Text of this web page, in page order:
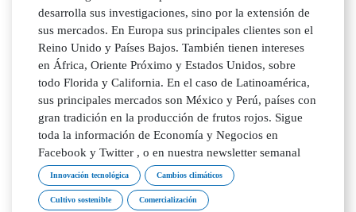
desarrolla sus investigaciones, sino por la extensión de
sus mercados. En Europa sus principales clientes son el
Reino Unido y Países Bajos. También tienen intereses
en África, Oriente Próximo y Estados Unidos, sobre
todo Florida y California. En el caso de Latinoamérica,
sus principales mercados son México y Perú, países con
gran tradición en la producción de frutos rojos. Sigue
toda la información de Economía y Negocios en
Facebook y Twitter , o en nuestra newsletter semanal
Innovación tecnológica Cambios climáticos
Cultivo sostenible Comercialización